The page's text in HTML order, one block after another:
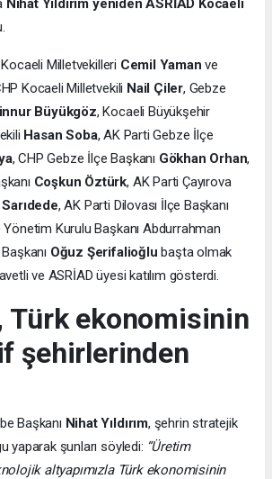
Milletvekilleri Cemil Yaman ve
Kocaeli Milletvekili Nail Çiler, Gebze
Büyükgöz, Kocaeli Büyükşehir
Hasan Soba, AK Parti Gebze İlçe
, CHP Gebze İlçe Başkanı Gökhan Orhan,
Coşkun Öztürk, AK Parti Çayırova
, AK Parti Dilovası İlçe Başkanı
Yönetim Kurulu Başkanı Abdurrahman
Oğuz Şerifalioğlu başta olmak
ve ASRİAD üyesi katılım gösterdi.
Türk ekonomisinin
şehirlerinden
Başkanı Nihat Yıldırım, şehrin stratejik
yaparak şunları söyledi: “Üretim
altyapımızla Türk ekonomisinin